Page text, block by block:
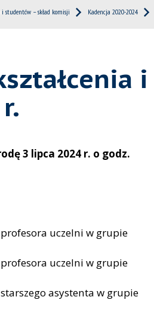
i studentów – skład komisji Kadencja 2020-2024
i
3 lipca 2024 r. o godz.
uczelni w grupie
uczelni w grupie
asystenta w grupie